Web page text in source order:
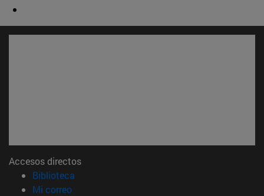
Accesos directos
Biblioteca
Mi correo(abre en nueva ventana)